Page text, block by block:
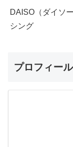
DAISO（ダイソ
シング
プロフィール